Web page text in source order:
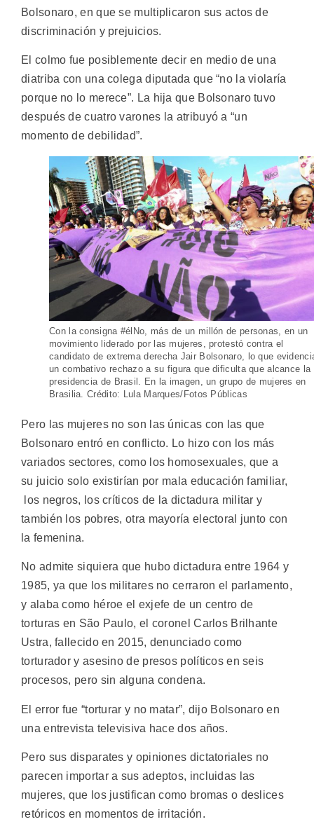
Bolsonaro, en que se multiplicaron sus actos de
discriminación y prejuicios.
El colmo fue posiblemente decir en medio de una
diatriba con una colega diputada que “no la violaría
porque no lo merece”. La hija que Bolsonaro tuvo
después de cuatro varones la atribuyó a “un
momento de debilidad”.
Con la consigna #élNo, más de un millón de personas, en un
movimiento liderado por las mujeres, protestó contra el
candidato de extrema derecha Jair Bolsonaro, lo que
un combativo rechazo a su figura que dificulta que alcance la
presidencia de Brasil. En la imagen, un grupo de mujeres en
Brasilia. Crédito: Lula Marques/Fotos Públicas
Pero las mujeres no son las únicas con las que
Bolsonaro entró en conflicto. Lo hizo con los más
variados sectores, como los homosexuales, que a
su juicio solo existirían por mala educación familiar,
los negros, los críticos de la dictadura militar y
también los pobres, otra mayoría electoral junto con
la femenina.
No admite siquiera que hubo dictadura entre 1964 y
1985, ya que los militares no cerraron el parlamento,
y alaba como héroe el exjefe de un centro de
torturas en São Paulo, el coronel Carlos Brilhante
Ustra, fallecido en 2015, denunciado como
torturador y asesino de presos políticos en seis
procesos, pero sin alguna condena.
El error fue “torturar y no matar”, dijo Bolsonaro en
una entrevista televisiva hace dos años.
Pero sus disparates y opiniones dictatoriales no
parecen importar a sus adeptos, incluidas las
mujeres, que los justifican como bromas o deslices
retóricos en momentos de irritación.